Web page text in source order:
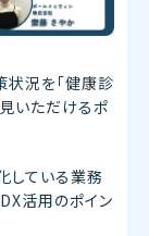
状況を「健康診
いただけるポ
している業務
活用のポイン